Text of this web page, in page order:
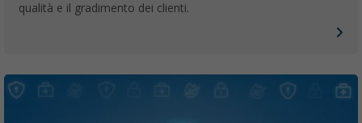
qualità e il gradimento dei clienti.